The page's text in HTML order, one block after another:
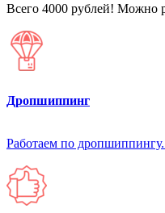
Всего 4000 рублей! Можно
Дропшиппинг
Работаем по